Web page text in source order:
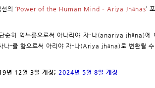
의 ‘Power of the Human Mind – Ariya Jhānas’
히 억누름으로써 아나리야 자-나(anariya jhāna)에
나-를 함으로써 아리야 자-나(Ariya jhāna)로 변환될 수
년 12월 3일 개정; 2024년 5월 8일 개정